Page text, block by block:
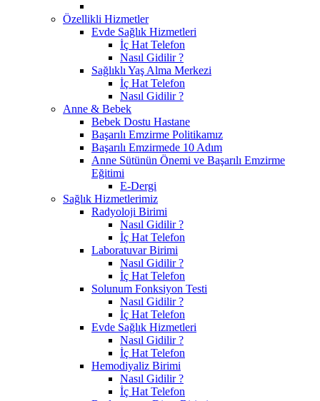
Özellikli Hizmetler
Evde Sağlık Hizmetleri
İç Hat Telefon
Nasıl Gidilir ?
Sağlıklı Yaş Alma Merkezi
İç Hat Telefon
Nasıl Gidilir ?
Anne & Bebek
Bebek Dostu Hastane
Başarılı Emzirme Politikamız
Başarılı Emzirmede 10 Adım
Anne Sütünün Önemi ve Başarılı Emzirme
Eğitimi
E-Dergi
Sağlık Hizmetlerimiz
Radyoloji Birimi
Nasıl Gidilir ?
İç Hat Telefon
Laboratuvar Birimi
Nasıl Gidilir ?
İç Hat Telefon
Solunum Fonksiyon Testi
Nasıl Gidilir ?
İç Hat Telefon
Evde Sağlık Hizmetleri
Nasıl Gidilir ?
İç Hat Telefon
Hemodiyaliz Birimi
Nasıl Gidilir ?
İç Hat Telefon